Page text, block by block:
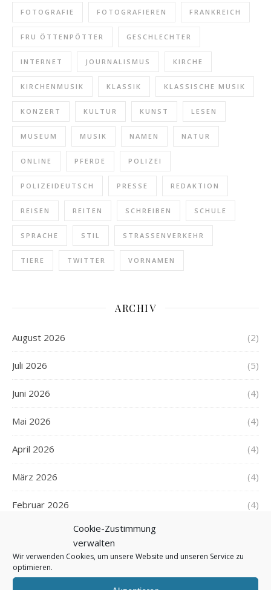
Cookie-Zustimmung
verwalten
Wir verwenden Cookies, um unsere Website und unseren Service zu
optimieren.
FOTOGRAFIE FOTOGRAFIEREN FRANKREICH
FRU ÖTTENPÖTTER GESCHLECHTER
INTERNET JOURNALISMUS KIRCHE
KIRCHENMUSIK KLASSIK KLASSISCHE MUSIK
KONZERT KULTUR KUNST LESEN
MUSEUM MUSIK NAMEN NATUR
ONLINE PFERDE POLIZEI
POLIZEIDEUTSCH PRESSE REDAKTION
REISEN REITEN SCHREIBEN SCHULE
SPRACHE STIL STRASSENVERKEHR
TIERE TWITTER VORNAMEN
ARCHIV
August 2026 (2)
Juli 2026 (5)
Juni 2026 (4)
Mai 2026 (4)
April 2026 (4)
März 2026 (4)
Februar 2026 (4)
Dezember 2025